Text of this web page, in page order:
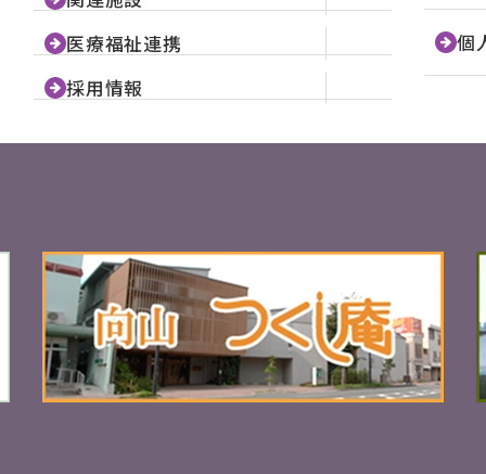
医療福祉連携
採用情報
個